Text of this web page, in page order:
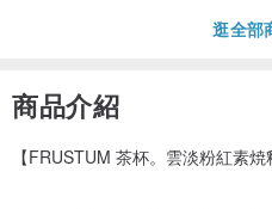
逛全部
商品介紹
【FRUSTUM 茶杯。雲淡粉紅素焼